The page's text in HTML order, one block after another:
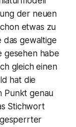
der neuen
etwas zu
das gewaltige
gesehen habe
gleich einen
hat die
Punkt genau
Stichwort